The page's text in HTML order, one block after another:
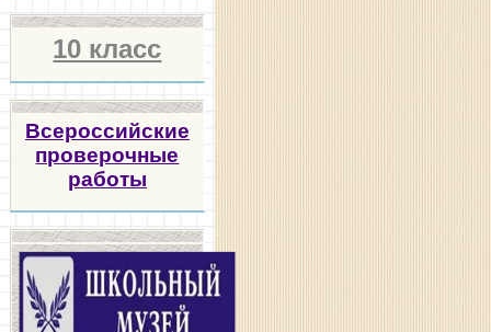
10 класс
Всероссийские
проверочные
работы